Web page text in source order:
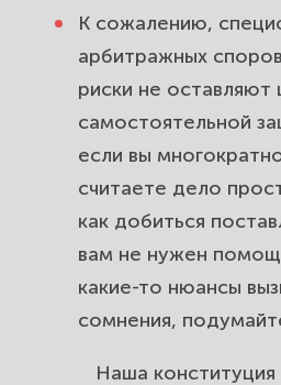
На что обратить
выборе
К сожалению,
арбитражных споров
риски не оставляют
самостоятельной
если вы
считаете дело
как добиться
вам не нужен
какие-то нюансы
сомнения,
Наша конституция